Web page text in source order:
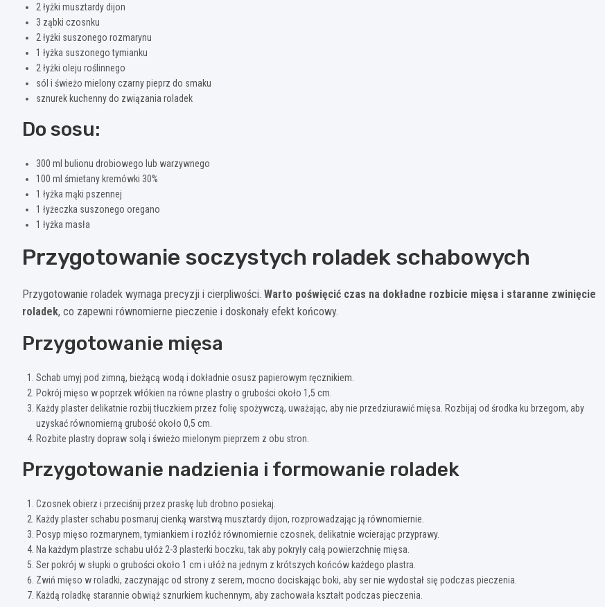
2 łyżki musztardy dijon
3 ząbki czosnku
2 łyżki suszonego rozmarynu
1 łyżka suszonego tymianku
2 łyżki oleju roślinnego
sól i świeżo mielony czarny pieprz do smaku
sznurek kuchenny do związania roladek
Do sosu:
300 ml bulionu drobiowego lub warzywnego
100 ml śmietany kremówki 30%
1 łyżka mąki pszennej
1 łyżeczka suszonego oregano
1 łyżka masła
Przygotowanie soczystych roladek schabowych
Przygotowanie roladek wymaga precyzji i cierpliwości. Warto poświęcić czas na dokładne rozbicie mięsa i staranne zwinięcie
roladek, co zapewni równomierne pieczenie i doskonały efekt końcowy.
Przygotowanie mięsa
Schab umyj pod zimną, bieżącą wodą i dokładnie osusz papierowym ręcznikiem.
Pokrój mięso w poprzek włókien na równe plastry o grubości około 1,5 cm.
Każdy plaster delikatnie rozbij tłuczkiem przez folię spożywczą, uważając, aby nie przedziurawić mięsa. Rozbijaj od środka ku brzegom, aby
uzyskać równomierną grubość około 0,5 cm.
Rozbite plastry dopraw solą i świeżo mielonym pieprzem z obu stron.
Przygotowanie nadzienia i formowanie roladek
Czosnek obierz i przeciśnij przez praskę lub drobno posiekaj.
Każdy plaster schabu posmaruj cienką warstwą musztardy dijon, rozprowadzając ją równomiernie.
Posyp mięso rozmarynem, tymiankiem i rozłóż równomiernie czosnek, delikatnie wcierając przyprawy.
Na każdym plastrze schabu ułóż 2-3 plasterki boczku, tak aby pokryły całą powierzchnię mięsa.
Ser pokrój w słupki o grubości około 1 cm i ułóż na jednym z krótszych końców każdego plastra.
Zwiń mięso w roladki, zaczynając od strony z serem, mocno dociskając boki, aby ser nie wydostał się podczas pieczenia.
Każdą roladkę starannie obwiąż sznurkiem kuchennym, aby zachowała kształt podczas pieczenia.